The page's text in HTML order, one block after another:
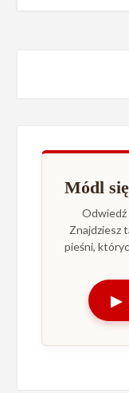
Módl
Odwiedź
Znajdziesz
pieśni,
▶